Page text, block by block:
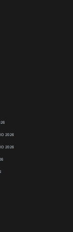
2026
2026